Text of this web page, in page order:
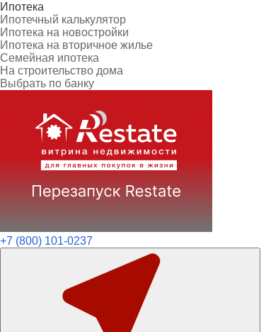
Ипотека
Ипотечный калькулятор
Ипотека на новостройки
Ипотека на вторичное жилье
Семейная ипотека
На строительство дома
Выбрать по банку
+7 (800) 101-0237